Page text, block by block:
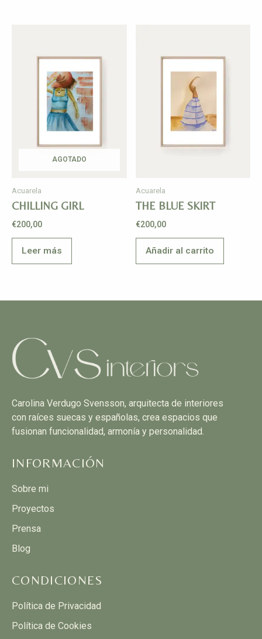
AGOTADO
Acuarela
CHILLING GIRL
€200,00
Leer más
Acuarela
THE BLUE SKIRT
€200,00
Añadir al carrito
Carolina Verdugo Svensson, arquitecta de interiores
con raíces suecas y españolas, crea espacios que
fusionan funcionalidad, armonía y personalidad.
INFORMACIÓN
Sobre mi
Proyectos
Prensa
Blog
CONDICIONES
Política de Privacidad
Política de Cookies